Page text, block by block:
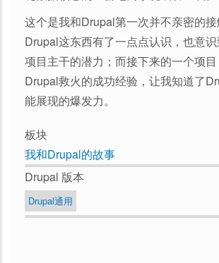
这个是我和Drupal第一次并不亲密的
Drupal这东西有了一点点认识，也意
项目主干的潜力；而接下来的一个项
Drupal救火的成功经验，让我知道了
能展现的爆发力。
板块
我和Drupal的故事
Drupal 版本
Drupal通用